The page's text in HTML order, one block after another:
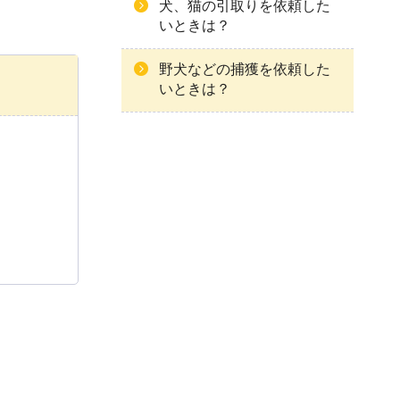
犬、猫の引取りを依頼した
いときは？
野犬などの捕獲を依頼した
いときは？